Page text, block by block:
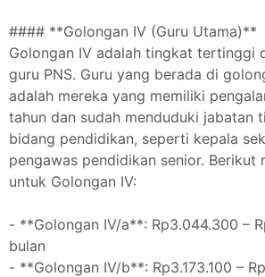
#### **Golongan IV (Guru Utama)**
Golongan IV adalah tingkat tertinggi
guru PNS. Guru yang berada di
adalah mereka yang memiliki
tahun dan sudah menduduki jabatan
bidang pendidikan, seperti kepala
pengawas pendidikan senior. Berikut
untuk Golongan IV:
- **Golongan IV/a**: Rp3.044.300 –
bulan
- **Golongan IV/b**: Rp3.173.100 –